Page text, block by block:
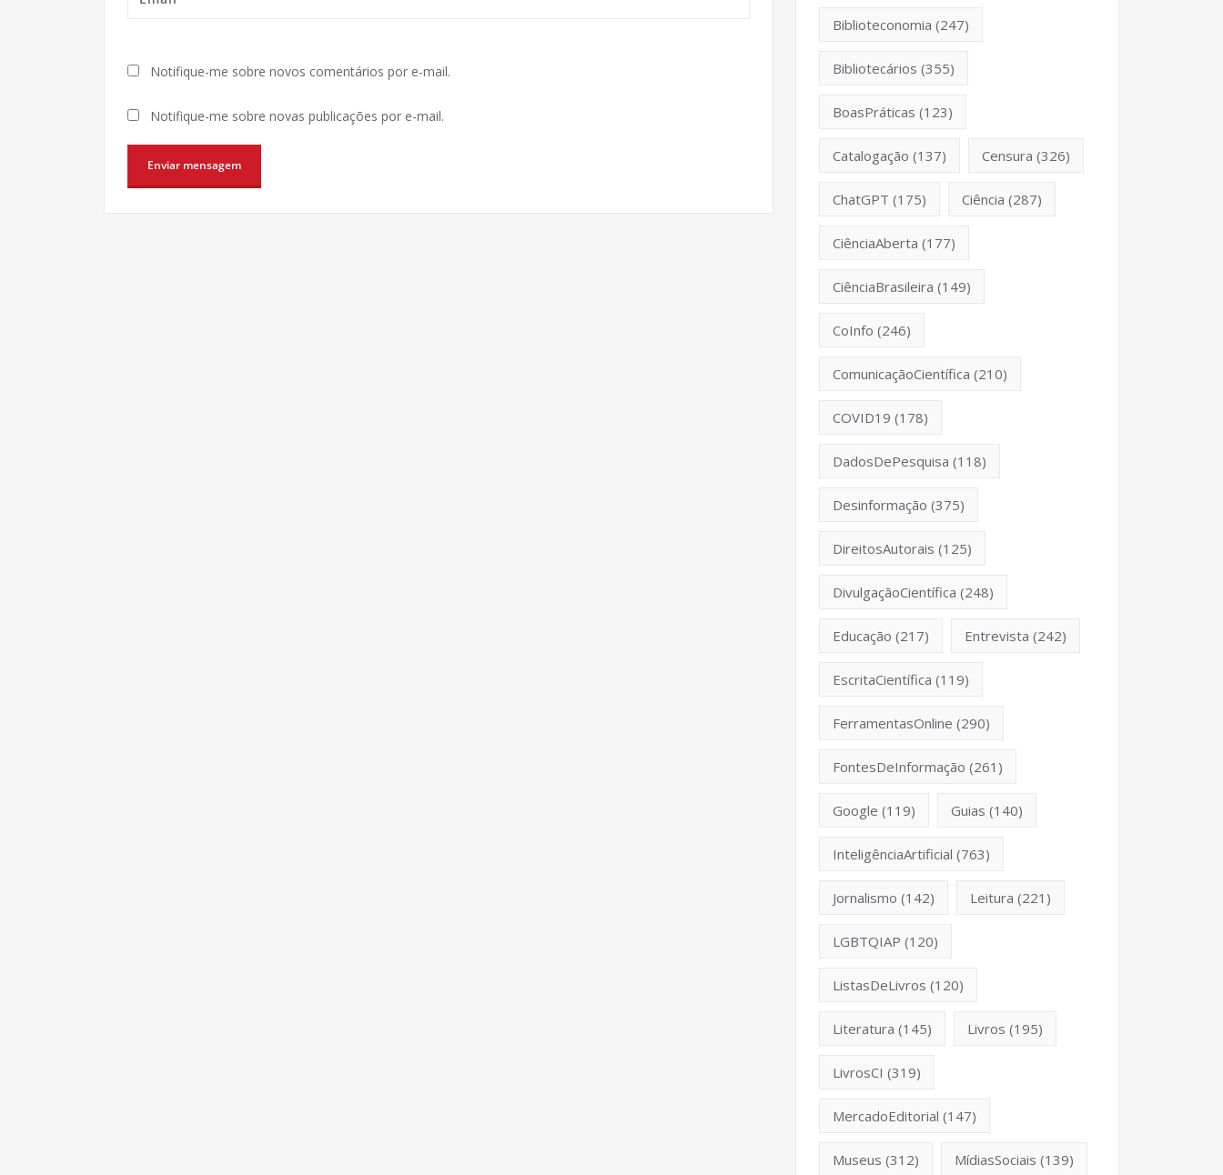
Notifique-me sobre novos comentários por e-mail.
Notifique-me sobre novas publicações por e-mail.
Biblioteconomia (247)
Bibliotecários (355)
BoasPráticas (123)
Catalogação (137) Censura (326)
ChatGPT (175) Ciência (287)
CiênciaAberta (177)
CiênciaBrasileira (149)
CoInfo (246)
ComunicaçãoCientífica (210)
COVID19 (178)
DadosDePesquisa (118)
Desinformação (375)
DireitosAutorais (125)
DivulgaçãoCientífica (248)
Educação (217) Entrevista (242)
EscritaCientífica (119)
FerramentasOnline (290)
FontesDeInformação (261)
Google (119) Guias (140)
InteligênciaArtificial (763)
Jornalismo (142) Leitura (221)
LGBTQIAP (120)
ListasDeLivros (120)
Literatura (145) Livros (195)
LivrosCI (319)
MercadoEditorial (147)
Museus (312) MídiasSociais (139)